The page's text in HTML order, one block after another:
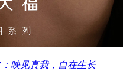
映见真我，自在生长